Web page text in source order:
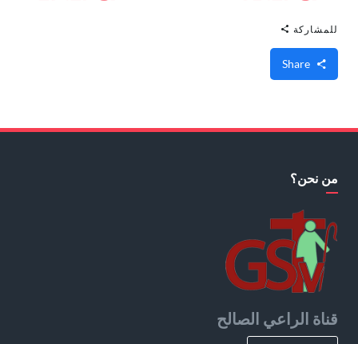
للمشاركة
من نحن؟
قناة الراعي الصالح